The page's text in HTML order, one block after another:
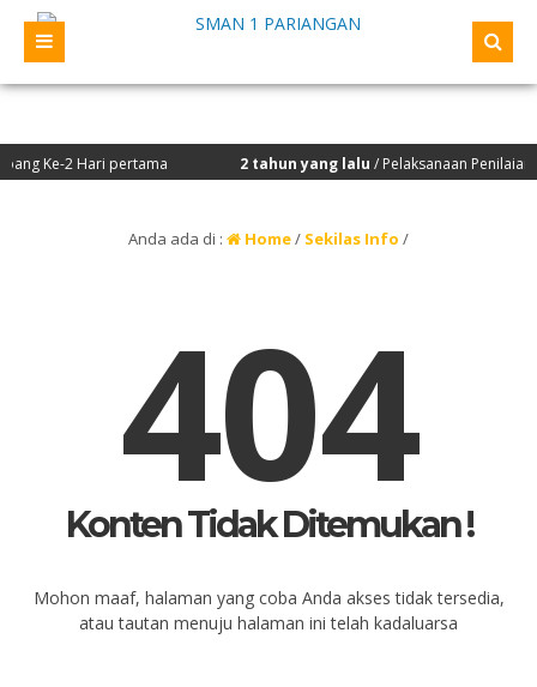
Ke-2 Hari pertama 2 tahun yang lalu/ Pelaksanaan Penilaian
Anda ada di : Home/ Sekilas Info /
404
Konten Tidak Ditemukan !
Mohon maaf, halaman yang coba Anda akses tidak tersedia,
atau tautan menuju halaman ini telah kadaluarsa